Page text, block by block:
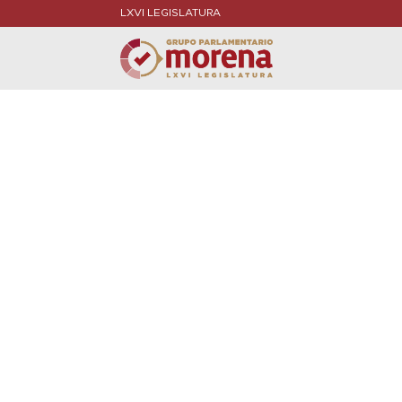
LXVI LEGISLATURA